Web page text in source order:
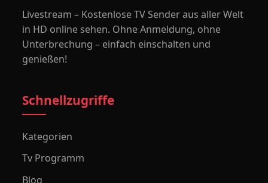
Livestream – Kostenlose TV Sender aus aller Welt
in HD online sehen. Ohne Anmeldung, ohne
Unterbrechung – einfach einschalten und
genießen!
Schnellzugriffe
Kategorien
Tv Programm
Blog